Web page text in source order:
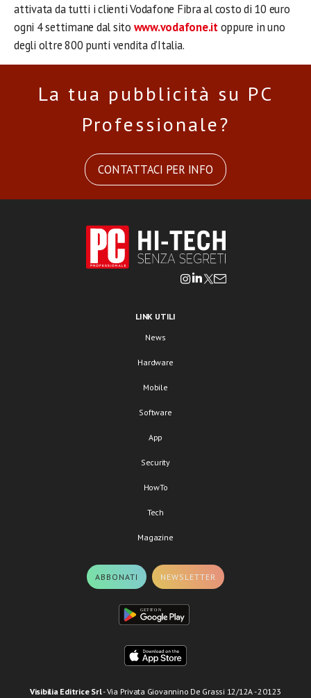
attivata da tutti i clienti Vodafone Fibra al costo di 10 euro
ogni 4 settimane dal sito www.vodafone.itoppure in uno
degli oltre 800 punti vendita d’Italia.
La tua pubblicità su PC
Professionale?
CONTATTACI PER INFO
LINK UTILI
News
Hardware
Mobile
Software
App
Security
HowTo
Tech
Magazine
ABBONATI NEWSLETTER
Visibilia Editrice Srl- Via Privata Giovannino De Grassi 12/12A - 20123